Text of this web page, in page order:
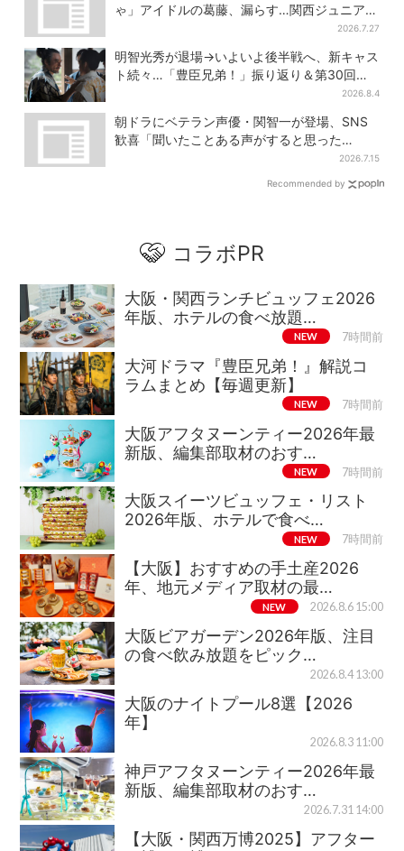
ゃ」アイドルの葛藤、漏らす…関西ジュニア特
2026.7.27
明智光秀が退場→いよいよ後半戦へ、新キャス
ト続々…「豊臣兄弟！」振り返り＆第30回あ
2026.8.4
朝ドラにベテラン声優・関智一が登場、SNS
歓喜「聞いたことある声がすると思った
2026.7.15
Recommended by
コラボPR
大阪・関西ランチビュッフェ2026
年版、ホテルの食べ放題…
NEW 7時間前
大河ドラマ『豊臣兄弟！』解説コ
ラムまとめ【毎週更新】
NEW 7時間前
大阪アフタヌーンティー2026年最
新版、編集部取材のおす…
NEW 7時間前
大阪スイーツビュッフェ・リスト
2026年版、ホテルで食べ…
NEW 7時間前
【大阪】おすすめの手土産2026
年、地元メディア取材の最…
NEW 2026.8.6 15:00
大阪ビアガーデン2026年版、注目
の食べ飲み放題をピック…
2026.8.4 13:00
大阪のナイトプール8選【2026
年】
2026.8.3 11:00
神戸アフタヌーンティー2026年最
新版、編集部取材のおす…
2026.7.31 14:00
【大阪・関西万博2025】アフター